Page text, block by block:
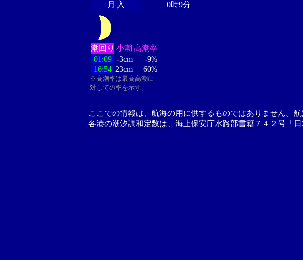
月 入
0時9分
潮回り 小潮 高潮率
01:09
-3cm
-9%
16:54 23cm 60%
※高潮率は最高高潮に
対しての率を示す。
ここでの情報は、航海の用に供するものではありません。
各港の潮汐調和定数は、海上保安庁水路部書籍７４２号「